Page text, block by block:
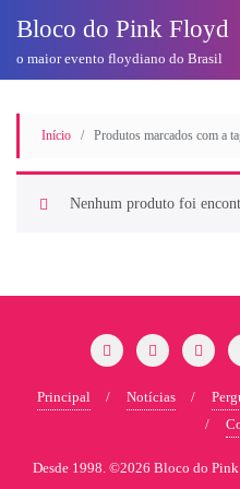
conteúdo
Bloco do Pink Floyd
o maior evento floydiano do Brasil
Início / Produtos marcados com a
Nenhum produto foi
Principal Notícias
Desde 1998. ©2026 Bloco do